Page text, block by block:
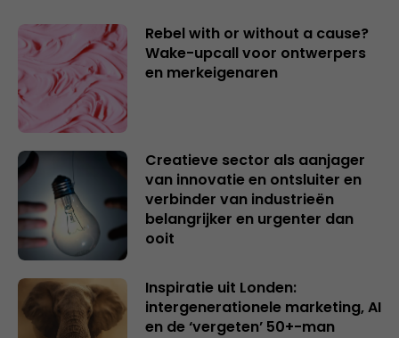
Rebel with or without a cause?
Wake-upcall voor ontwerpers
en merkeigenaren
Creatieve sector als aanjager
van innovatie en ontsluiter en
verbinder van industrieën
belangrijker en urgenter dan
ooit
Inspiratie uit Londen:
intergenerationele marketing, AI
en de ‘vergeten’ 50+-man